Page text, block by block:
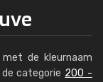
met de kleurnaam
categorie 200 -